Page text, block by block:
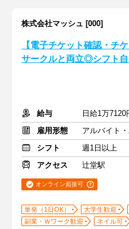
株式会社マッシュ [000]
【電子チケット確認・チ
サークルと両立◎シフト
給与
日給1万
雇用形態
アルバイト
シフト
週1日以上
アクセス
辻堂駅
オンライン面接可
単発（1日OK） 大学生歓迎
副業・Ｗワーク歓迎
ネイル可